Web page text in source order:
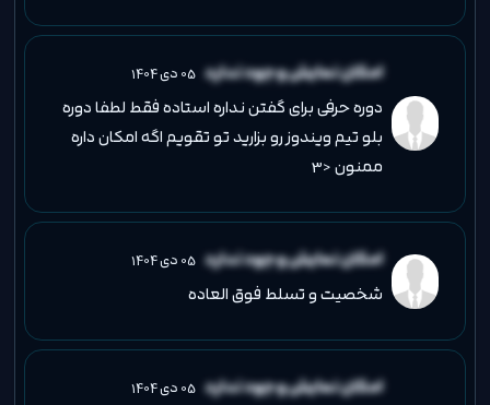
امکان نمایش وجود ندارد 05 دی 1404
دوره حرفی برای گفتن نداره استاده فقط لطفا دوره
بلو تیم ویندوز رو بزارید تو تقویم اگه امکان داره
ممنون <3
امکان نمایش وجود ندارد 05 دی 1404
شخصیت و تسلط فوق العاده
امکان نمایش وجود ندارد 05 دی 1404